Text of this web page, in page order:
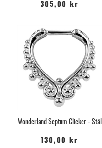
305,00 kr
Wonderland Septum Clicker - Stål
130,00 kr